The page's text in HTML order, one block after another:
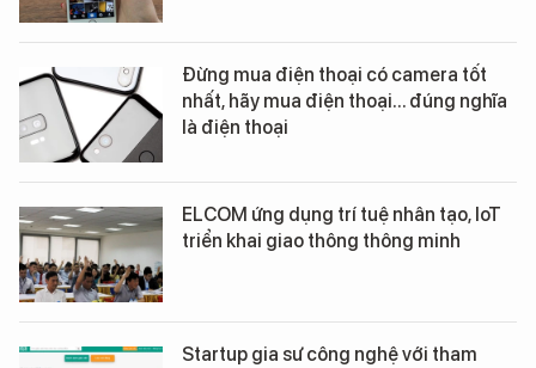
Đừng mua điện thoại có camera tốt
nhất, hãy mua điện thoại... đúng nghĩa
là điện thoại
ELCOM ứng dụng trí tuệ nhân tạo, IoT
triển khai giao thông thông minh
Startup gia sư công nghệ với tham